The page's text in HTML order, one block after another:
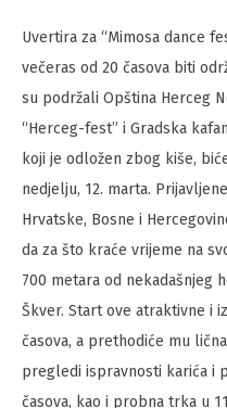
Uvertira za “Mimosa dance
večeras od 20 časova biti
su podržali Opština Herceg
“Herceg-fest” i Gradska
koji je odložen zbog kiše,
nedjelju, 12. marta.
Hrvatske, Bosne i
da za što kraće vrijeme na
700 metara od nekadašnjeg
Škver. Start ove atraktivne i
časova, a prethodiće mu
pregledi ispravnosti karića i
časova, kao i probna trka u